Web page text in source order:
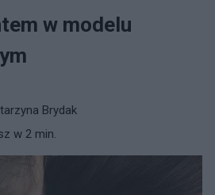
w modelu
Brydak
w 2 min.